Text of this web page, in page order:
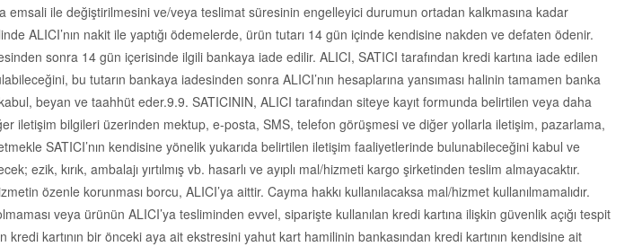
ile değiştirilmesini ve/veya teslimat süresinin engelleyici durumun ortadan kalkmasına kadar
ALICI’nın nakit ile yaptığı ödemelerde, ürün tutarı 14 gün içinde kendisine nakden ve defaten ödenir.
sonra 14 gün içerisinde ilgili bankaya iade edilir. ALICI, SATICI tarafından kredi kartına iade edilen
bu tutarın bankaya iadesinden sonra ALICI’nın hesaplarına yansıması halinin tamamen banka
beyan ve taahhüt eder.9.9. SATICININ, ALICI tarafından siteye kayıt formunda belirtilen veya daha
iletişim bilgileri üzerinden mektup, e-posta, SMS, telefon görüşmesi ve diğer yollarla iletişim, pazarlama,
SATICI’nın kendisine yönelik yukarıda belirtilen iletişim faaliyetlerinde bulunabileceğini kabul ve
kırık, ambalajı yırtılmış vb. hasarlı ve ayıplı mal/hizmeti kargo şirketinden teslim almayacaktır.
özenle korunması borcu, ALICI’ya aittir. Cayma hakkı kullanılacaksa mal/hizmet kullanılmamalıdır.
veya ürünün ALICI’ya tesliminden evvel, siparişte kullanılan kredi kartına ilişkin güvenlik açığı tespit
kartının bir önceki aya ait ekstresini yahut kart hamilinin bankasından kredi kartının kendisine ait